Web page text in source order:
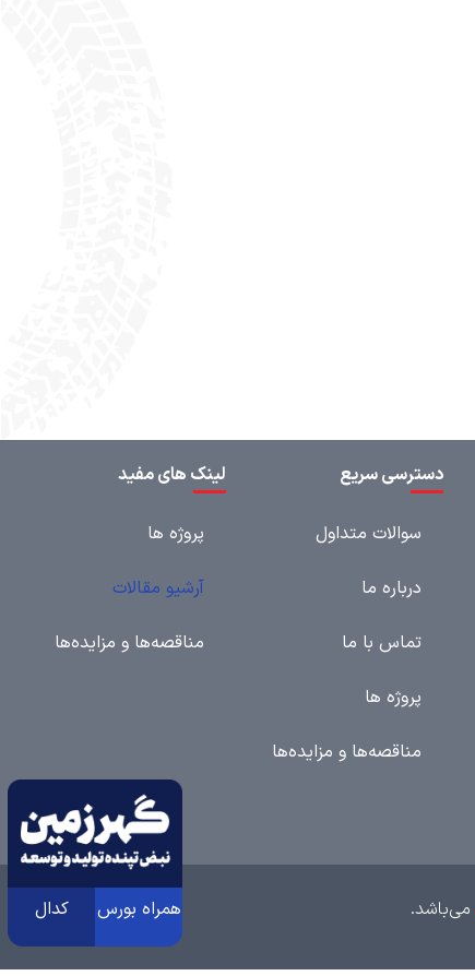
دسترسی سریع
سوالات متداول
درباره ما
تماس با ما
پروژه ها
مناقصه‌ها و مزایده‌ها
لینک های مفید
پروژه ها
آرشیو مقالات
مناقصه‌ها و مزایده‌ها
همراه بورس کدال می‌باشد.